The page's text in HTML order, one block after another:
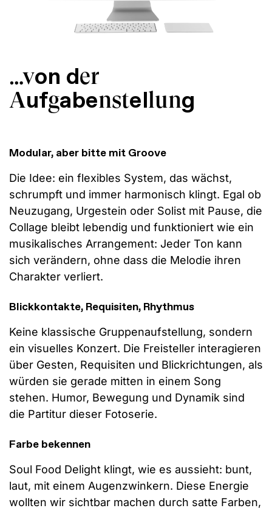
…von der
Aufgabenstellung
Modular, aber bitte mit Groove
Die Idee: ein flexibles System, das wächst,
schrumpft und immer harmonisch klingt. Egal ob
Neuzugang, Urgestein oder Solist mit Pause, die
Collage bleibt lebendig und funktioniert wie ein
musikalisches Arrangement: Jeder Ton kann
sich verändern, ohne dass die Melodie ihren
Charakter verliert.
Blickkontakte, Requisiten, Rhythmus
Keine klassische Gruppenaufstellung, sondern
ein visuelles Konzert. Die Freisteller interagieren
über Gesten, Requisiten und Blickrichtungen, als
würden sie gerade mitten in einem Song
stehen. Humor, Bewegung und Dynamik sind
die Partitur dieser Fotoserie.
Farbe bekennen
Soul Food Delight klingt, wie es aussieht: bunt,
laut, mit einem Augenzwinkern. Diese Energie
wollten wir sichtbar machen durch satte Farben,